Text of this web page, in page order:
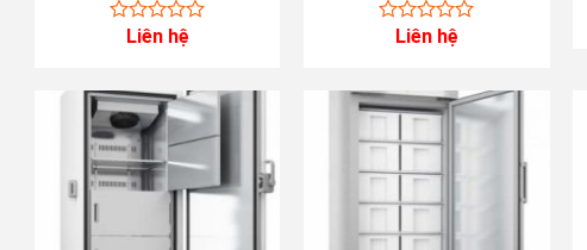
5
Liên hệ
5
Liên hệ